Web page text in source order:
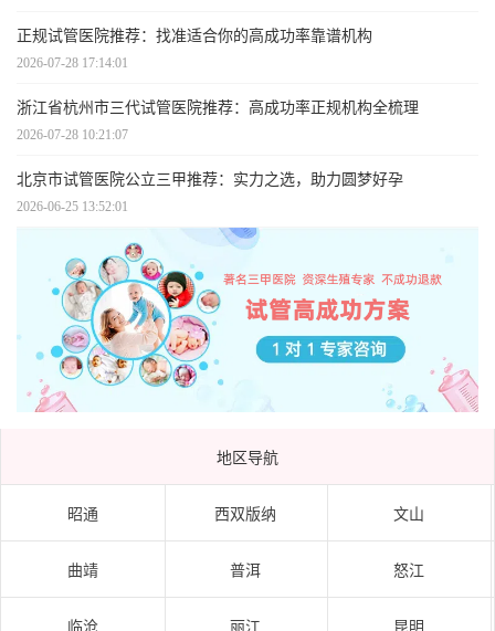
正规试管医院推荐：找准适合你的高成功率靠谱机构
2026-07-28 17:14:01
浙江省杭州市三代试管医院推荐：高成功率正规机构全梳理
2026-07-28 10:21:07
北京市试管医院公立三甲推荐：实力之选，助力圆梦好孕
2026-06-25 13:52:01
地区导航
昭通 西双版纳 文山
曲靖 普洱 怒江
临沧 丽江 昆明